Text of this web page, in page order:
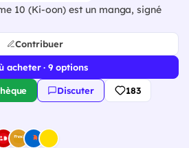
10 (Ki-oon) est un manga, signé
Contribuer
acheter · 9 options
Discuter 183